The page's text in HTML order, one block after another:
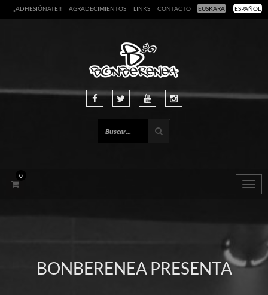
EUSKARA ESPAÑOL
¡¡ADHESIÓNATE!! AGRADECIMIENTOS LINKS CONTACTO
0
BONBERENEA PRESENTA